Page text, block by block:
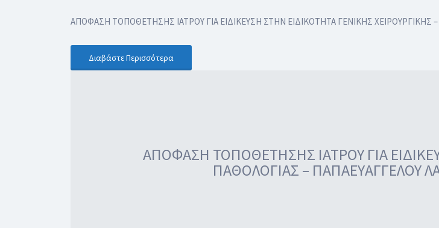
ΑΠΟΦΑΣΗ ΤΟΠΟΘΕΤΗΣΗΣ ΙΑΤΡΟΥ ΓΙΑ ΕΙΔΙΚΕΥΣΗ ΣΤΗΝ ΕΙΔΙΚΟΤΗΤΑ ΓΕΝΙΚΗΣ ΧΕΙΡΟΥΡΓΙΚΗΣ
Διαβάστε Περισσότερα
ΑΠΟΦΑΣΗ ΤΟΠΟΘΕΤΗΣΗΣ ΙΑΤΡΟΥ ΓΙΑ
ΠΑΘΟΛΟΓΙΑΣ – ΠΑΠΑΕΥΑΓΓΕΛΟΥ